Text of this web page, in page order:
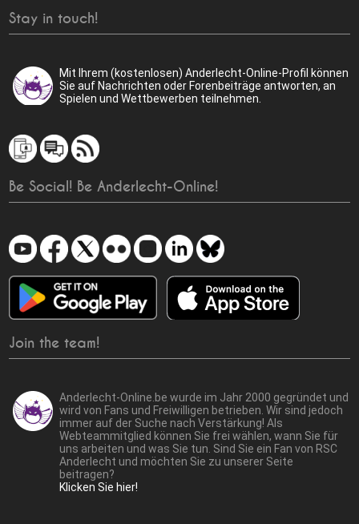
Stay in touch!
Mit Ihrem (kostenlosen) Anderlecht-Online-Profil können
Sie auf Nachrichten oder Forenbeiträge antworten, an
Spielen und Wettbewerben teilnehmen.
Be Social! Be Anderlecht-Online!
Join the team!
Anderlecht-Online.be wurde im Jahr 2000 gegründet und
wird von Fans und Freiwilligen betrieben. Wir sind jedoch
immer auf der Suche nach Verstärkung! Als
Webteammitglied können Sie frei wählen, wann Sie für
uns arbeiten und was Sie tun. Sind Sie ein Fan von RSC
Anderlecht und möchten Sie zu unserer Seite
beitragen?
Klicken Sie hier!